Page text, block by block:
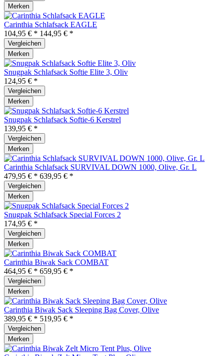
Merken
Carinthia Schlafsack EAGLE
104,95 € * 144,95 € *
Vergleichen
Merken
Snugpak Schlafsack Softie Elite 3, Oliv
124,95 € *
Vergleichen
Merken
Snugpak Schlafsack Softie-6 Kerstrel
139,95 € *
Vergleichen
Merken
Carinthia Schlafsack SURVIVAL DOWN 1000, Olive, Gr. L
479,95 € * 639,95 € *
Vergleichen
Merken
Snugpak Schlafsack Special Forces 2
174,95 € *
Vergleichen
Merken
Carinthia Biwak Sack COMBAT
464,95 € * 659,95 € *
Vergleichen
Merken
Carinthia Biwak Sack Sleeping Bag Cover, Olive
389,95 € * 519,95 € *
Vergleichen
Merken